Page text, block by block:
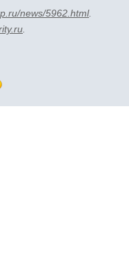
news/5962.html.